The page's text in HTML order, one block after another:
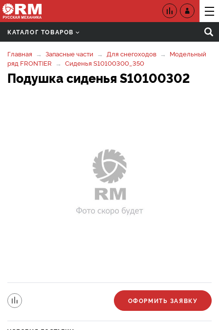
КАТАЛОГ ТОВАРОВ
Главная Запасные части Для снегоходов
Модельный
ряд FRONTIER
Сиденья S10100300_350
Подушка сиденья S10100302
ОФОРМИТЬ ЗАЯВКУ